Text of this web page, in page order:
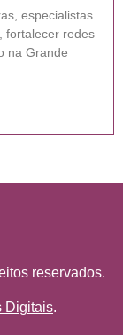
especialistas
fortalecer redes
na Grande
reservados.
Digitais.